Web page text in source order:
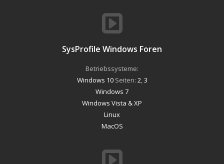
SysProfile Windows Foren
Betriebssysteme:
Windows 10Seiten: 2 3
Windows 7
Windows Vista & XP
Linux
MacOS